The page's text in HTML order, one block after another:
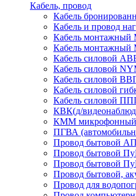
Кабель, провод
Кабель
Кабель и провод
Кабель
Кабель
Кабель силовой
Кабель силовой
Кабель силовой
Кабель силовой
Кабель силовой
КВК(д/
КММ микрофонный
ПГВА
Провод бытовой
Провод бытовой
Провод бытовой
Провод бытовой,
Провод для